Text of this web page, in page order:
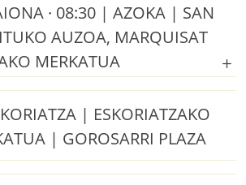
· 08:30 | AZOKA | SAN
AUZOA, MARQUISAT
MERKATUA
| ESKORIATZAKO
| GOROSARRI PLAZA